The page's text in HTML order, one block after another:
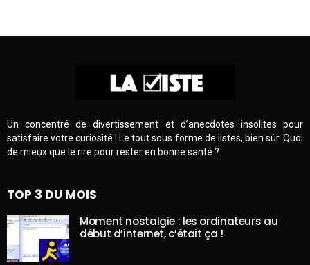
Un concentré de divertissement et d’anecdotes insolites pour
satisfaire votre curiosité ! Le tout sous forme de listes, bien sûr. Quoi
de mieux que le rire pour rester en bonne santé ?
TOP 3 DU MOIS
Moment nostalgie : les ordinateurs au
début d’internet, c’était ça !